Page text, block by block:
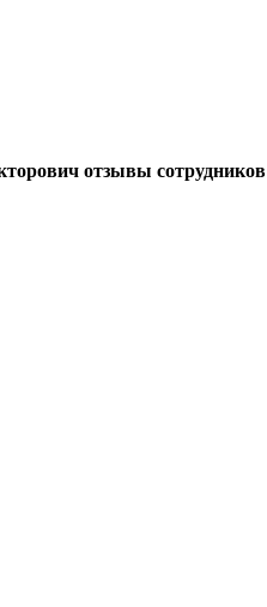
отзывы сотрудников